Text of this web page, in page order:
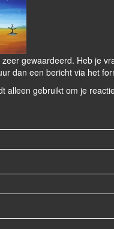
gewaardeerd. Heb je
dan een bericht via het
alleen gebruikt om je